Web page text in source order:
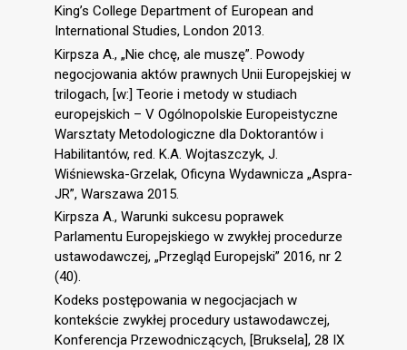
King’s College Department of European and
International Studies, London 2013.
Kirpsza A., „Nie chcę, ale muszę”. Powody
negocjowania aktów prawnych Unii Europejskiej w
trilogach, [w:] Teorie i metody w studiach
europejskich – V Ogólnopolskie Europeistyczne
Warsztaty Metodologiczne dla Doktorantów i
Habilitantów, red. K.A. Wojtaszczyk, J.
Wiśniewska-Grzelak, Oficyna Wydawnicza „Aspra-
JR”, Warszawa 2015.
Kirpsza A., Warunki sukcesu poprawek
Parlamentu Europejskiego w zwykłej procedurze
ustawodawczej, „Przegląd Europejski” 2016, nr 2
(40).
Kodeks postępowania w negocjacjach w
kontekście zwykłej procedury ustawodawczej,
Konferencja Przewodniczących, [Bruksela], 28 IX